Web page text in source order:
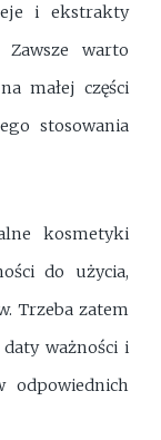
i ekstrakty
Zawsze warto
małej części
stosowania
kosmetyki
do użycia,
Trzeba zatem
ważności i
odpowiednich